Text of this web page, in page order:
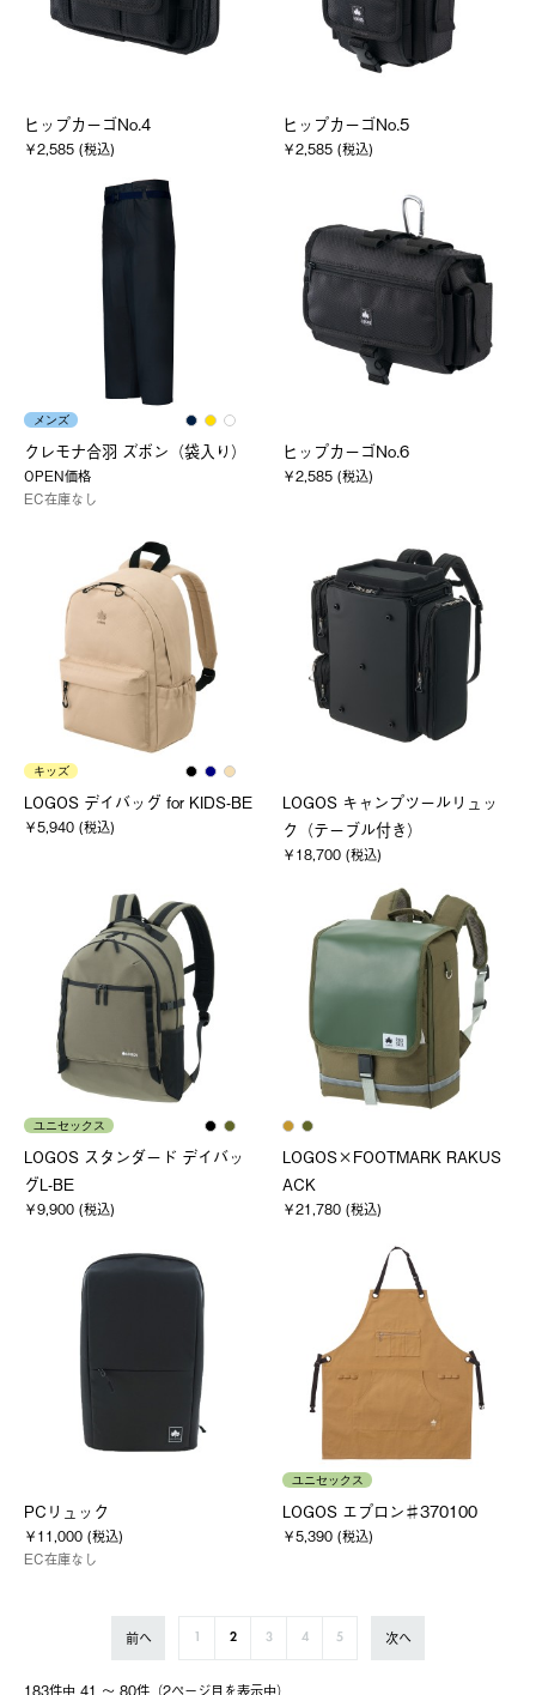
ヒップカーゴNo.4
￥2,585 (税込)
ヒップカーゴNo.5
￥2,585 (税込)
メンズ
クレモナ合羽 ズボン（袋入り）
OPEN価格
EC在庫なし
ヒップカーゴNo.6
￥2,585 (税込)
キッズ
LOGOS デイバッグ for KIDS-BE
￥5,940 (税込)
LOGOS キャンプツールリュッ
ク（テーブル付き）
￥18,700 (税込)
ユニセックス
LOGOS スタンダード デイバッ
グL-BE
￥9,900 (税込)
LOGOS×FOOTMARK RAKUS
ACK
￥21,780 (税込)
PCリュック
￥11,000 (税込)
EC在庫なし
ユニセックス
LOGOS エプロン♯370100
￥5,390 (税込)
183件中 41 〜 80件（2ページ⽬を表⽰中）
前へ 2 3 4 5 次へ